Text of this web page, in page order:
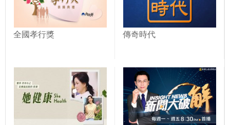
全國孝行獎 傳奇時代